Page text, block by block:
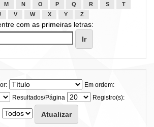
M N O P Q R S
T
V W X Y Z
com as primeiras letras:
Em ordem:
Resultados/Página
Registro(s):